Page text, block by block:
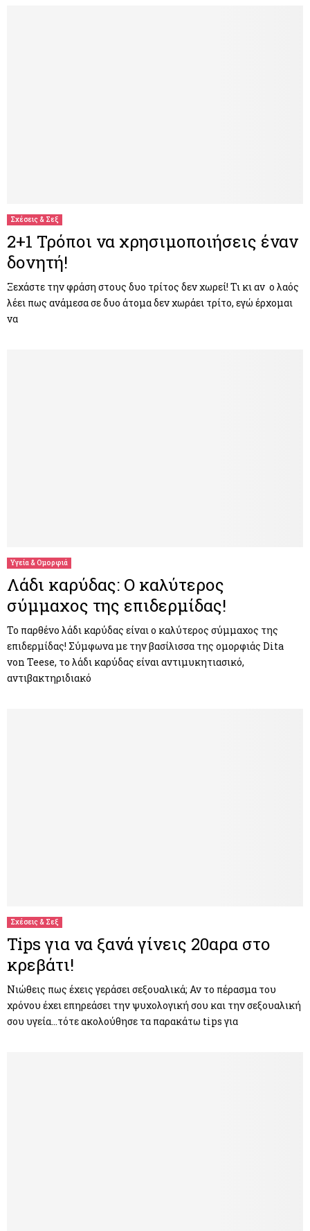
Σχέσεις & Σεξ
2+1 Τρόποι να χρησιμοποιήσεις έναν
δονητή!
Ξεχάστε την φράση στους δυο τρίτος δεν χωρεί! Τι κι αν ο λαός
λέει πως ανάμεσα σε δυο άτομα δεν χωράει τρίτο, εγώ έρχομαι
να
Υγεία & Ομορφιά
Λάδι καρύδας: Ο καλύτερος
σύμμαχος της επιδερμίδας!
Το παρθένο λάδι καρύδας είναι ο καλύτερος σύμμαχος της
επιδερμίδας! Σύμφωνα με την βασίλισσα της ομορφιάς Dita
von Teese, το λάδι καρύδας είναι αντιμυκητιασικό,
αντιβακτηριδιακό
Σχέσεις & Σεξ
Tips για να ξανά γίνεις 20αρα στο
κρεβάτι!
Νιώθεις πως έχεις γεράσει σεξουαλικά; Αν το πέρασμα του
χρόνου έχει επηρεάσει την ψυχολογική σου και την σεξουαλική
σου υγεία…τότε ακολούθησε τα παρακάτω tips για